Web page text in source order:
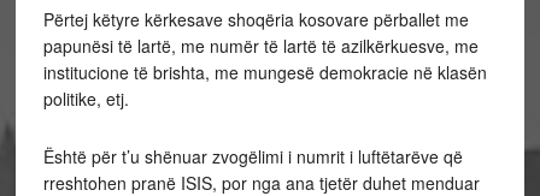
Përtej këtyre kërkesave shoqëria kosovare përballet me
papunësi të lartë, me numër të lartë të azilkërkuesve, me
institucione të brishta, me mungesë demokracie në klasën
politike, etj.
Është për t’u shënuar zvogëlimi i numrit i luftëtarëve që
rreshtohen pranë ISIS, por nga ana tjetër duhet menduar